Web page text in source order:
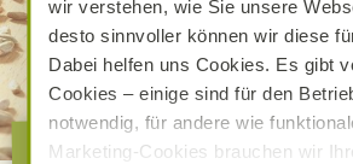
wir verstehen, wie Sie unsere
desto sinnvoller können wir diese
Dabei helfen uns Cookies. Es gibt
Cookies – einige sind für den
notwendig, für andere wie
Marketing-Cookies brauchen wir
Die besondere Alnatura